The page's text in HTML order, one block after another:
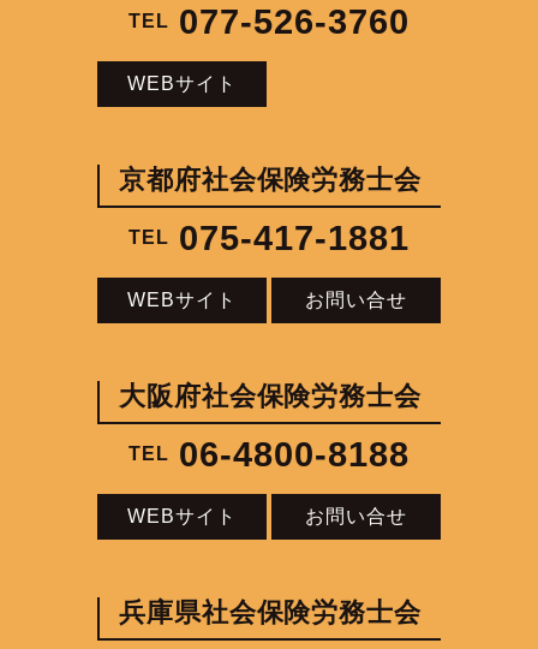
TEL 077-526-3760
WEBサイト
京都府社会保険労務士会
TEL 075-417-1881
WEBサイト お問い合せ
大阪府社会保険労務士会
TEL 06-4800-8188
WEBサイト お問い合せ
兵庫県社会保険労務士会